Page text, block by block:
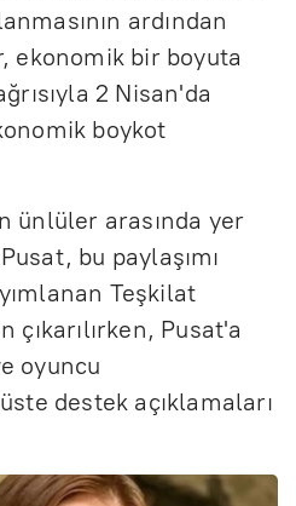
ardından
ekonomik bir boyuta
2 Nisan'da
boykot
ünlüler arasında yer
bu paylaşımı
Teşkilat
çıkarılırken, Pusat'a
oyuncu
destek açıklamaları